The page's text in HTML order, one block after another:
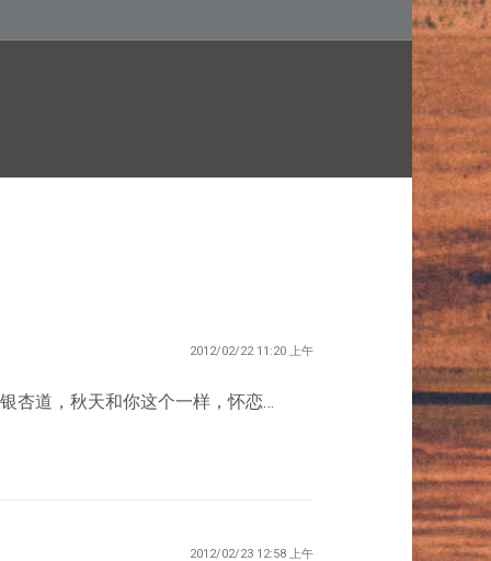
2012/02/22 11:20 上午
杏道，秋天和你这个一样，怀恋…
2012/02/23 12:58 上午